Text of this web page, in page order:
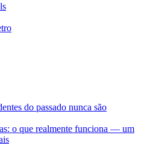
do passado nunca são
o que realmente funciona — um